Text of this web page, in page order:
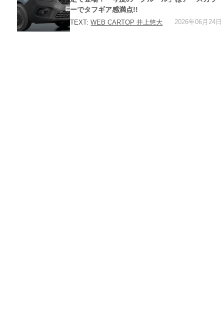
ーでタフギア感満点!!
TEXT:WEB CARTOP 井上悠大 2026年06月24日